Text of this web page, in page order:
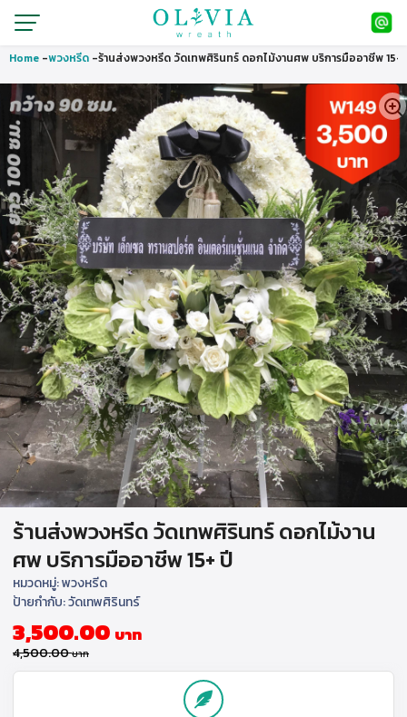
Home -พวงหรีด -ร้านส่งพวงหรีด วัดเทพศิรินทร์ ดอกไม้งานศพ บริการมืออาชีพ 15+
🔍
ร้านส่งพวงหรีด วัดเทพศิรินทร์ ดอกไม้งาน
ศพ บริการมืออาชีพ 15+ ปี
หมวดหมู่:พวงหรีด
ป้ายกำกับ:วัดเทพศิรินทร์
4,500.00
3,500.00